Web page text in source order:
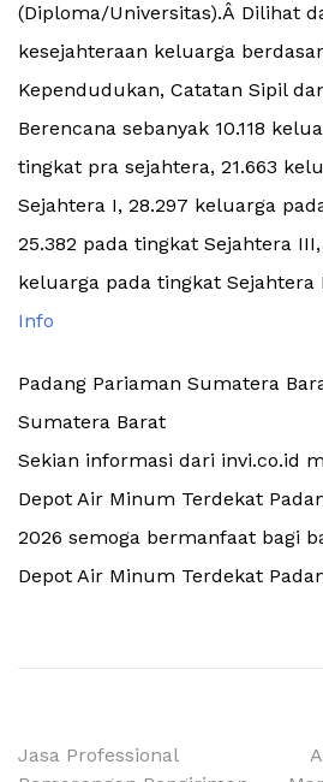
(Diploma/Universitas).Â Dilihat
kesejahteraan keluarga
Kependudukan, Catatan Sipil
Berencana sebanyak 10.118
tingkat pra sejahtera, 21.663
Sejahtera I, 28.297 keluarga
25.382 pada tingkat Sejahtera
keluarga pada tingkat Sejahtera
Info
Padang Pariaman Sumatera
Sumatera Barat
Sekian informasi dari invi.co.id
Depot Air Minum Terdekat
2026 semoga bermanfaat bagi
Depot Air Minum Terdekat
Navigasi
Jasa Professional